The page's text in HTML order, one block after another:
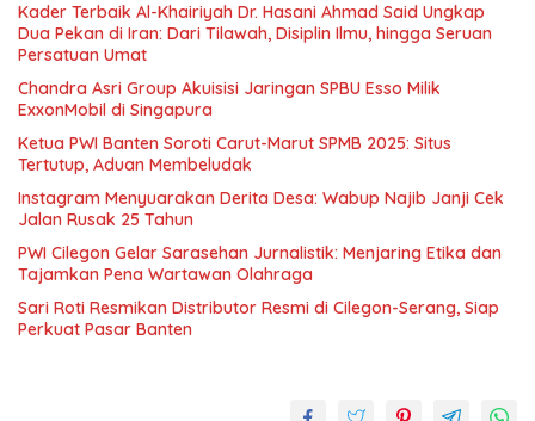
Kader Terbaik Al-Khairiyah Dr. Hasani Ahmad Said Ungkap
Dua Pekan di Iran: Dari Tilawah, Disiplin Ilmu, hingga Seruan
Persatuan Umat
Chandra Asri Group Akuisisi Jaringan SPBU Esso Milik
ExxonMobil di Singapura
Ketua PWI Banten Soroti Carut-Marut SPMB 2025: Situs
Tertutup, Aduan Membeludak
Instagram Menyuarakan Derita Desa: Wabup Najib Janji Cek
Jalan Rusak 25 Tahun
PWI Cilegon Gelar Sarasehan Jurnalistik: Menjaring Etika dan
Tajamkan Pena Wartawan Olahraga
Sari Roti Resmikan Distributor Resmi di Cilegon-Serang, Siap
Perkuat Pasar Banten